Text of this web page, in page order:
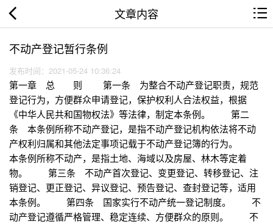
文章内容
不动产登记暂行条例
发布时间：2021-05-24 10:36:24
第一章 总 则 第一条 为整合不动产登记职责，规范
登记行为，方便群众申请登记，保护权利人合法权益，根据
《中华人民共和国物权法》等法律，制定本条例。 第二
条 本条例所称不动产登记，是指不动产登记机构依法将不动
产权利归属和其他法定事项记载于不动产登记簿的行为。
本条例所称不动产，是指土地、海域以及房屋、林木等定着
物。 第三条 不动产首次登记、变更登记、转移登记、注
销登记、更正登记、异议登记、预告登记、查封登记等，适用
本条例。 第四条 国家实行不动产统一登记制度。 不
动产登记遵循严格管理、稳定连续、方便群众的原则。 不